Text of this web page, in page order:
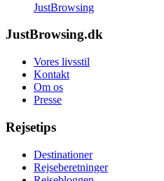
JustBrowsing
JustBrowsing.dk
Vores livsstil
Kontakt
Om os
Presse
Rejsetips
Destinationer
Rejseberetninger